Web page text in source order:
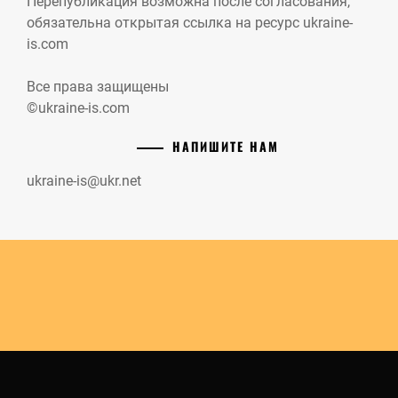
обязательна открытая ссылка на ресурс ukraine-
is.com
Все права защищены
©ukraine-is.com
НАПИШИТЕ НАМ
ukraine-is@ukr.net